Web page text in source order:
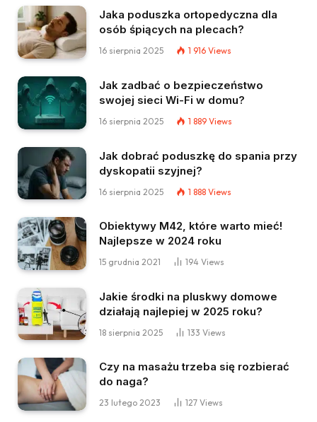
Jaka poduszka ortopedyczna dla
osób śpiących na plecach?
16 sierpnia 2025 1 916 Views
Jak zadbać o bezpieczeństwo
swojej sieci Wi-Fi w domu?
16 sierpnia 2025 1 889 Views
Jak dobrać poduszkę do spania przy
dyskopatii szyjnej?
16 sierpnia 2025 1 888 Views
Obiektywy M42, które warto mieć!
Najlepsze w 2024 roku
15 grudnia 2021 194 Views
Jakie środki na pluskwy domowe
działają najlepiej w 2025 roku?
18 sierpnia 2025 133 Views
Czy na masażu trzeba się rozbierać
do naga?
23 lutego 2023 127 Views